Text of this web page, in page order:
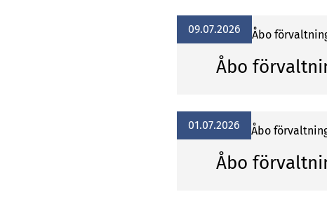
09.07.2026 Åbo
Åbo
01.07.2026 Åbo
Åbo